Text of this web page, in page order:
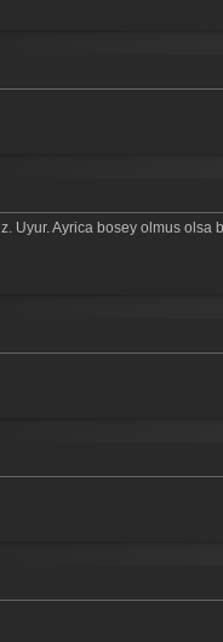
Uyur. Ayrica bosey olmus olsa